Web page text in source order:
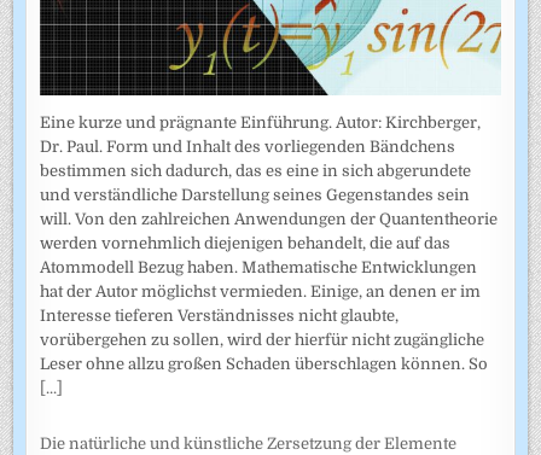
Eine kurze und prägnante Einführung. Autor: Kirchberger,
Dr. Paul. Form und Inhalt des vorliegenden Bändchens
bestimmen sich dadurch, das es eine in sich abgerundete
und verständliche Darstellung seines Gegenstandes sein
will. Von den zahlreichen Anwendungen der Quantentheorie
werden vornehmlich diejenigen behandelt, die auf das
Atommodell Bezug haben. Mathematische Entwicklungen
hat der Autor möglichst vermieden. Einige, an denen er im
Interesse tieferen Verständnisses nicht glaubte,
vorübergehen zu sollen, wird der hierfür nicht zugängliche
Leser ohne allzu großen Schaden überschlagen können. So
[...]
Die natürliche und künstliche Zersetzung der Elemente